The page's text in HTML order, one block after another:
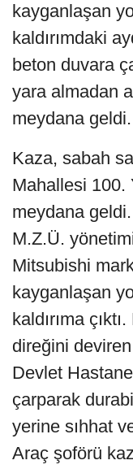
kayganlaşan
kaldırımdaki
beton duvara
yara almadan
meydana geldi.
Kaza, sabah
Mahallesi 100.
meydana
M.Z.Ü.
Mitsubishi
kayganlaşan
kaldırıma
direğini
Devlet
çarparak
yerine sıhhat
Araç şoförü